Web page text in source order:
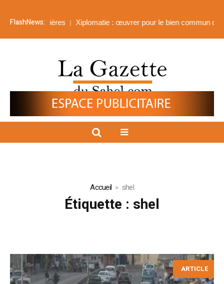
FlashNews:
les frontières Xiplomatie : œuvrer pour le bien commun de tous
Accueil shel
Étiquette : shel
ARTICLE